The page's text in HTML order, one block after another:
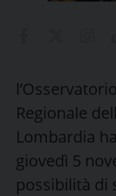
Regionale
Lombardia
giovedì 5
possibilità di